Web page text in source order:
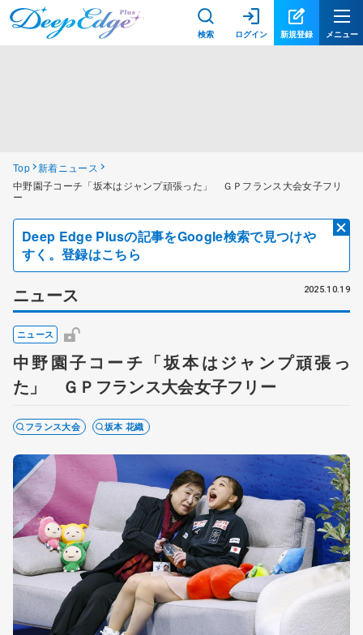
検索 ログイン 新規登録 メニュー
Top 新着ニュース
中野園子コーチ「坂本はジャンプ頑張った」 ＧＰフランス大会女子フリ
ー
Deep Edge Plusの記事をGoogle検索で見つけや
すく。登録はこちら
ニュース 2025.10.19
ニュース
中野園子コーチ「坂本はジャンプ頑張っ
た」 ＧＰフランス大会女子フリー
フランス大会 坂本 花織